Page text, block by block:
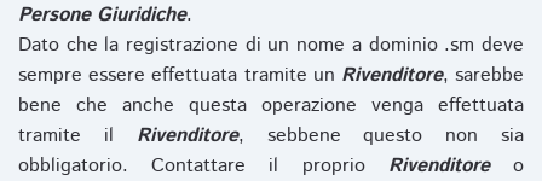
Persone Giuridiche.
Dato che la registrazione di un nome a dominio .sm deve
sempre essere effettuata tramite un Rivenditore, sarebbe
bene che anche questa operazione venga effettuata
tramite il Rivenditore, sebbene questo non sia
obbligatorio. Contattare il proprio Rivenditoreo